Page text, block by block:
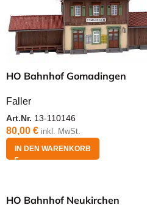
HO Bahnhof Gomadingen
Faller
Art.Nr. 13-110146
80,00 € inkl. MwSt.
IN DEN WARENKORB
HO Bahnhof Neukirchen